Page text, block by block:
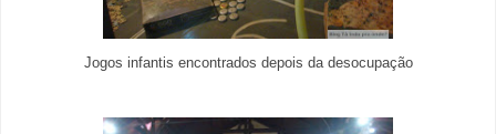
Jogos infantis encontrados depois da desocupação